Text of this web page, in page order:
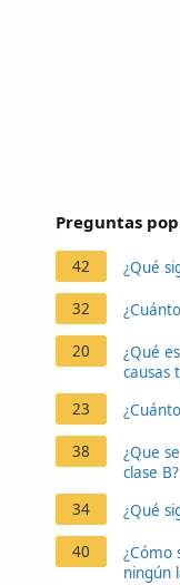
Preguntas
42 ¿Qué
32
20
¿Qué
causas
23
38
¿Que
clase B?
34
¿Qué
40
¿Cómo
ningún